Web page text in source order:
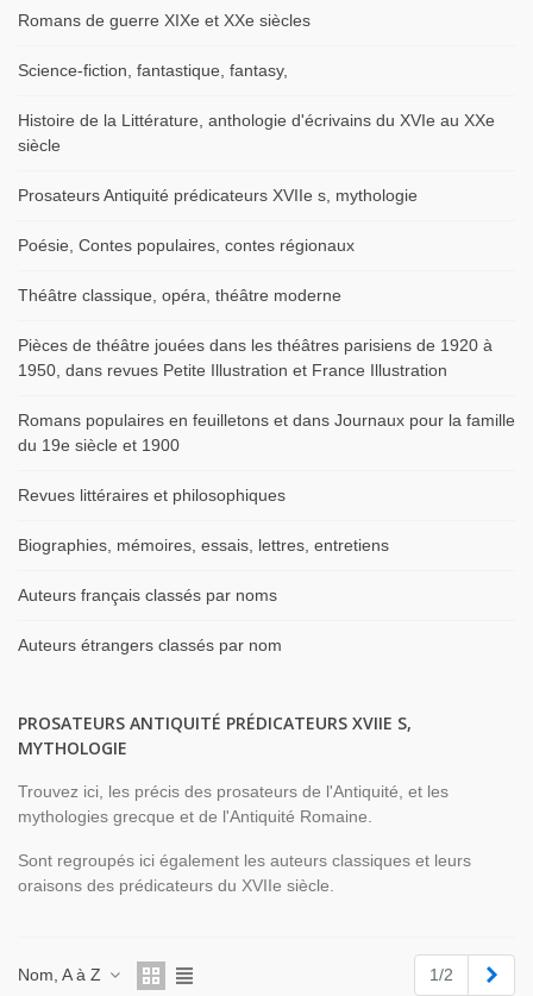
Romans de guerre XIXe et XXe siècles
Science-fiction, fantastique, fantasy,
Histoire de la Littérature, anthologie d'écrivains du XVIe au XXe
siècle
Prosateurs Antiquité prédicateurs XVIIe s, mythologie
Poésie, Contes populaires, contes régionaux
Théâtre classique, opéra, théâtre moderne
Pièces de théâtre jouées dans les théâtres parisiens de 1920 à
1950, dans revues Petite Illustration et France Illustration
Romans populaires en feuilletons et dans Journaux pour la famille
du 19e siècle et 1900
Revues littéraires et philosophiques
Biographies, mémoires, essais, lettres, entretiens
Auteurs français classés par noms
Auteurs étrangers classés par nom
PROSATEURS ANTIQUITÉ PRÉDICATEURS XVIIE S,
MYTHOLOGIE
Trouvez ici, les précis des prosateurs de l'Antiquité, et les
mythologies grecque et de l'Antiquité Romaine.
Sont regroupés ici également les auteurs classiques et leurs
oraisons des prédicateurs du XVIIe siècle.
Nom, A à Z 1/2